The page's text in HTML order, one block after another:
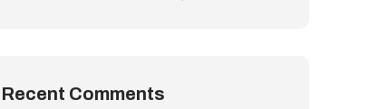
Recent Comments